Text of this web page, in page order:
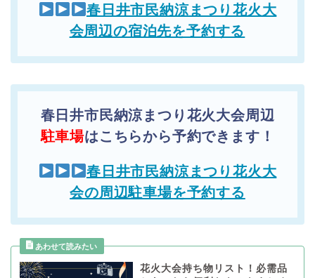
春日井市民納涼まつり花火大
会周辺の宿泊先を予約する
春日井市民納涼まつり花火大会周辺
駐車場はこちらから予約できます！
春日井市民納涼まつり花火大
会の周辺駐車場を予約する
花火大会持ち物リスト！必需品